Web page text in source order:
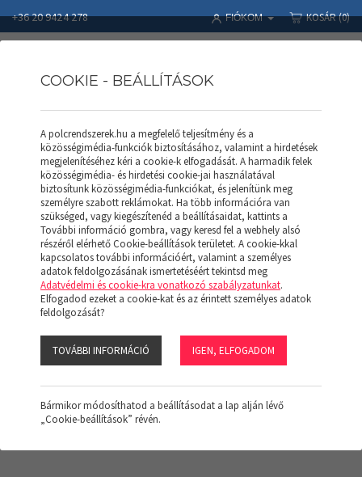
+36 20 9424 278 FIÓKOM KOSÁR(0)
Polcrendszerek Termékek APROD POLC APROD Polc AP 128 (F)
COOKIE - BEÁLLÍTÁSOK
A polcrendszerek.hu a megfelelő teljesítmény és a
közösségimédia-funkciók biztosításához, valamint a hirdetések
megjelenítéséhez kéri a cookie-k elfogadását. A harmadik felek
közösségimédia- és hirdetési cookie-jai használatával
biztosítunk közösségimédia-funkciókat, és jelenítünk meg
személyre szabott reklámokat. Ha több információra van
szükséged, vagy kiegészítenéd a beállításaidat, kattints a
További információ gombra, vagy keresd fel a webhely alsó
részéről elérhető Cookie-beállítások területet. A cookie-kkal
kapcsolatos további információért, valamint a személyes
adatok feldolgozásának ismertetéséért tekintsd meg
Adatvédelmi és cookie-kra vonatkozó szabályzatunkat.
Elfogadod ezeket a cookie-kat és az érintett személyes adatok
feldolgozását?
TOVÁBBI INFORMÁCIÓ IGEN, ELFOGADOM
Bármikor módosíthatod a beállításodat a lap alján lévő
„Cookie-beállítások” révén.